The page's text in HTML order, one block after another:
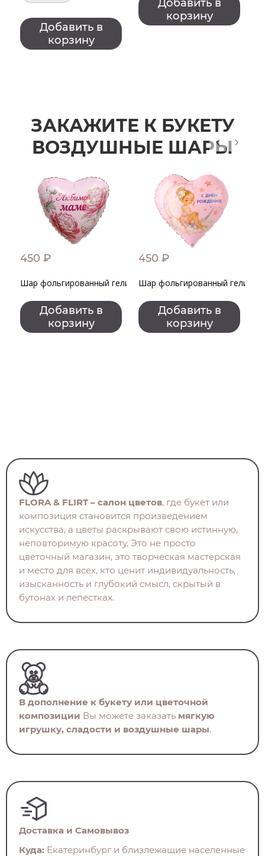
Добавить в
корзину
Добавить в
корзину
ЗАКАЖИТЕ К БУКЕТУ
ВОЗДУШНЫЕ ШАРЫ
450 ₽
Шар фольгированный гелиевый сердце "Любимой маме"
Добавить в
корзину
450 ₽
Шар фольгированный
Добавить в
корзину
FLORA & FLIRT – салон цветов, где букет или
композиция становится произведением
искусства, а цветы раскрывают свою истинную,
неповторимую красоту. Это не просто
цветочный магазин, это творческая мастерская
и место для всех, кто ценит индивидуальность,
изысканность и глубокий смысл, скрытый в
бутонах и лепестках.
В дополнение к букету или цветочной
композиции Вы можете заказать мягкую
игрушку, сладости и воздушные шары.
Доставка и Самовывоз
Куда: Екатеринбург и близлежащие населенные